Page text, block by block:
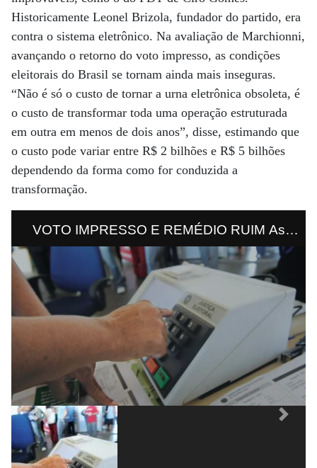
Historicamente Leonel Brizola, fundador do partido, era
contra o sistema eletrônico. Na avaliação de Marchionni,
avançando o retorno do voto impresso, as condições
eleitorais do Brasil se tornam ainda mais inseguras.
“Não é só o custo de tornar a urna eletrônica obsoleta, é
o custo de transformar toda uma operação estruturada
em outra em menos de dois anos”, disse, estimando que
o custo pode variar entre R$ 2 bilhões e R$ 5 bilhões
dependendo da forma como for conduzida a
transformação.
VOTO IMPRESSO E REMÉDIO RUIM As
duas novas fixações do presidente envolvem
saúde e eleições. As duas sustentam seu
plano para colocar a culpa de seus
problemas em terceiros.
Previous Next